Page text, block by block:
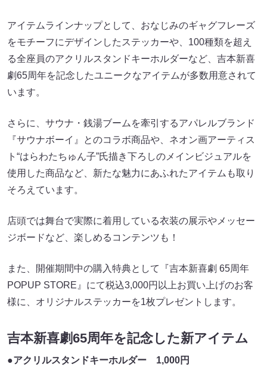
アイテムラインナップとして、おなじみのギャグフレーズ
をモチーフにデザインしたステッカーや、100種類を超え
る全座員のアクリルスタンドキーホルダーなど、吉本新喜
劇65周年を記念したユニークなアイテムが多数用意されて
います。
さらに、サウナ・銭湯ブームを牽引するアパレルブランド
『サウナボーイ』とのコラボ商品や、ネオン画アーティス
ト“はらわたちゅん子”氏描き下ろしのメインビジュアルを
使用した商品など、新たな魅力にあふれたアイテムも取り
そろえています。
店頭では舞台で実際に着用している衣装の展示やメッセー
ジボードなど、楽しめるコンテンツも！
また、開催期間中の購入特典として『吉本新喜劇 65周年
POPUP STORE』にて税込3,000円以上お買い上げのお客
様に、オリジナルステッカーを1枚プレゼントします。
吉本新喜劇65周年を記念した新アイテム
●アクリルスタンドキーホルダー 1,000円